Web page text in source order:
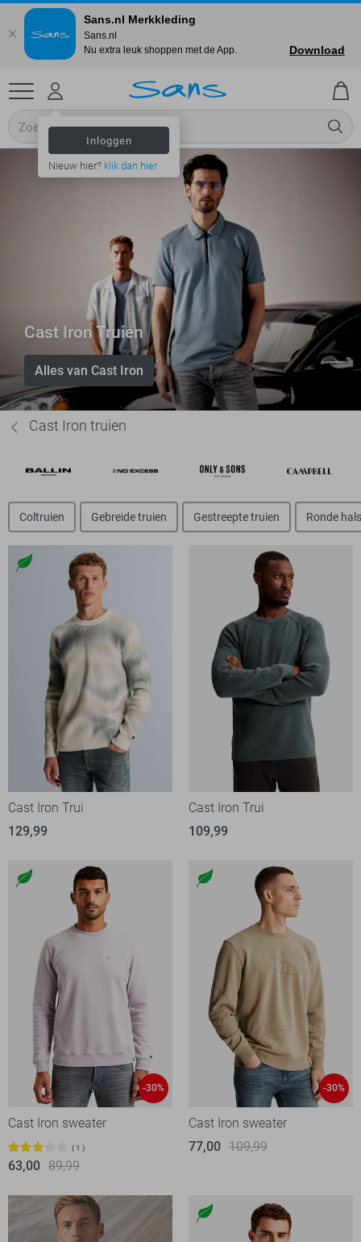
Inloggen
Nieuw hier? klik dan hier
Cast Iron Truien
Alles van Cast Iron
Cast Iron truien
Coltruien Gebreide truien Gestreepte truien Ronde
Cast Iron Trui
129,99
Cast Iron Trui
109,99
-30%
Cast Iron sweater
1
63,00 89,99
-30%
Cast Iron sweater
77,00 109,99
Sans.nl Merkkleding
Sans.nl
Nu extra leuk shoppen met de App.
Download